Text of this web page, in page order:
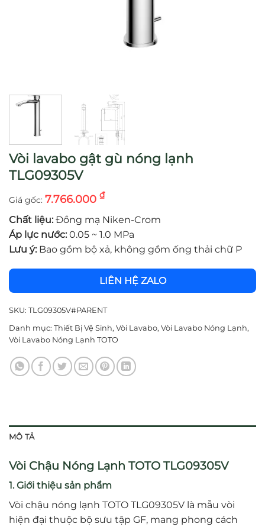
Vòi lavabo gật gù nóng lạnh
TLG09305V
7.766.000 ₫
Chất liệu: Đồng mạ Niken-Crom
Áp lực nước: 0.05 ~ 1.0 MPa
Lưu ý: Bao gồm bộ xả, không gồm ống thải chữ P
LIÊN HỆ ZALO
SKU: TLG09305V#PARENT
Danh mục: Thiết Bị Vệ Sinh, Vòi Lavabo, Vòi Lavabo Nóng Lạnh,
Vòi Lavabo Nóng Lạnh TOTO
MÔ TẢ
Vòi Chậu Nóng Lạnh TOTO TLG09305V
1. Giới thiệu sản phẩm
Vòi chậu nóng lạnh TOTO TLG09305V là mẫu vòi
hiện đại thuộc bộ sưu tập GF, mang phong cách